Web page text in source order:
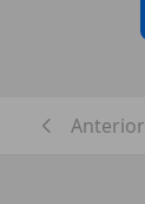
Anterior